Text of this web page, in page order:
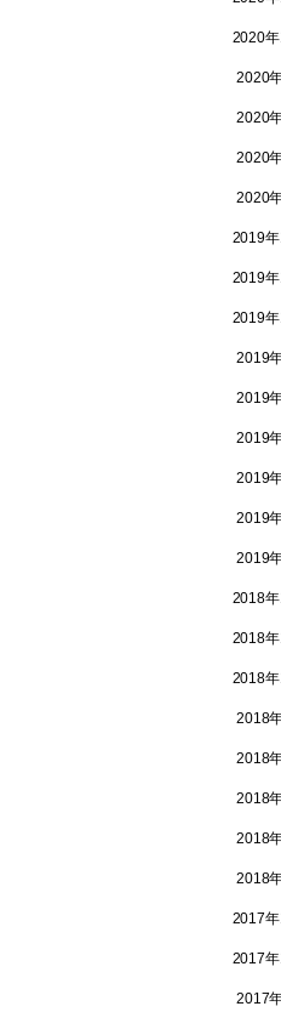
2020年
2020
2020
2020
2020
2019年
2019年
2019年
2019
2019
2019
2019
2019
2019
2018年
2018年
2018年
2018
2018
2018
2018
2018
2017年
2017年
2017